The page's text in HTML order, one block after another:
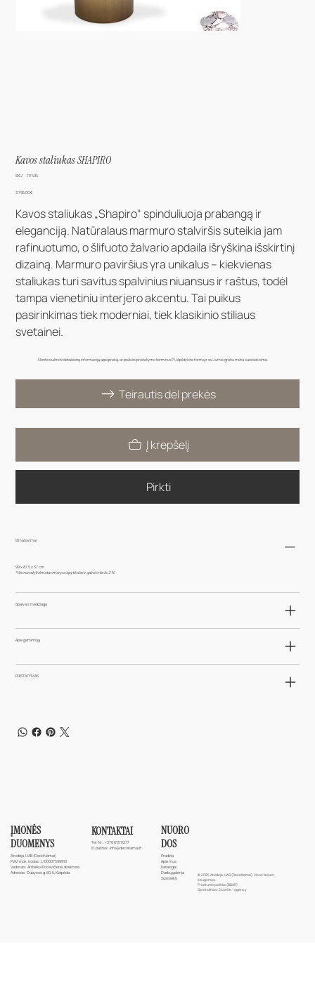
Kavos staliukas SHAPIRO
SKU:
SKU
117494
Kaina
3 795,00 €
Kavos staliukas „Shapiro“ spinduliuoja prabangą ir
eleganciją. Natūralaus marmuro stalviršis suteikia jam
rafinuotumo, o šlifuoto žalvario apdaila išryškina išskirtinį
dizainą. Marmuro paviršius yra unikalus – kiekvienas
staliukas turi savitus spalvinius niuansus ir raštus, todėl
tampa vienetiniu interjero akcentu. Tai puikus
pasirinkimas tiek moderniai, tiek klasikinio stiliaus
svetainei.
Norite sužinoti detalesnę informaciją apie prekę, ar prekės pristatymo terminus? Užpildykite formą ir su Jumis greitu metu susisieksime.
Teirautis dėl prekės
Į krepšelį
Pirkti
Išmatavimai
99 x 87.5 x 37 cm
*Visi nurodyti išmatavimai yra apytiksliai ir gali skirtis iki 2 %.
Spalva ir medžiaga
Apie gamintoją
PRISTATYMAS
ĮMONĖS
DUOMENYS
Atvidėja, UAB (DecoNamai)
PVM mok. kodas: L100007599910
Vadovas: Anželika Pocevičienė, direktorė
Adresas: Dubysos g. 60-5, Klaipėda
KONTAKTAI
Tel. Nr.: +370 613 11277
El. paštas: info@deconamai.lt
NUORO
DOS
Pradžia
Apie mus
Katalogai
Darbų galerija
Susisiekti
© 2025 Atvidėja, UAB (DecoNamai). Visos teisės
saugomos.
Privatumo politika (BDAR)
Sprendimas:24Unite - agency